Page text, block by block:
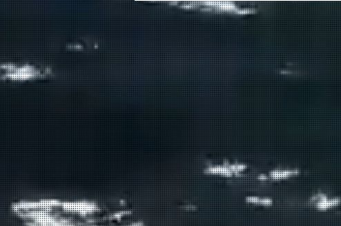
Κασσελάκη στο λιμάνι της